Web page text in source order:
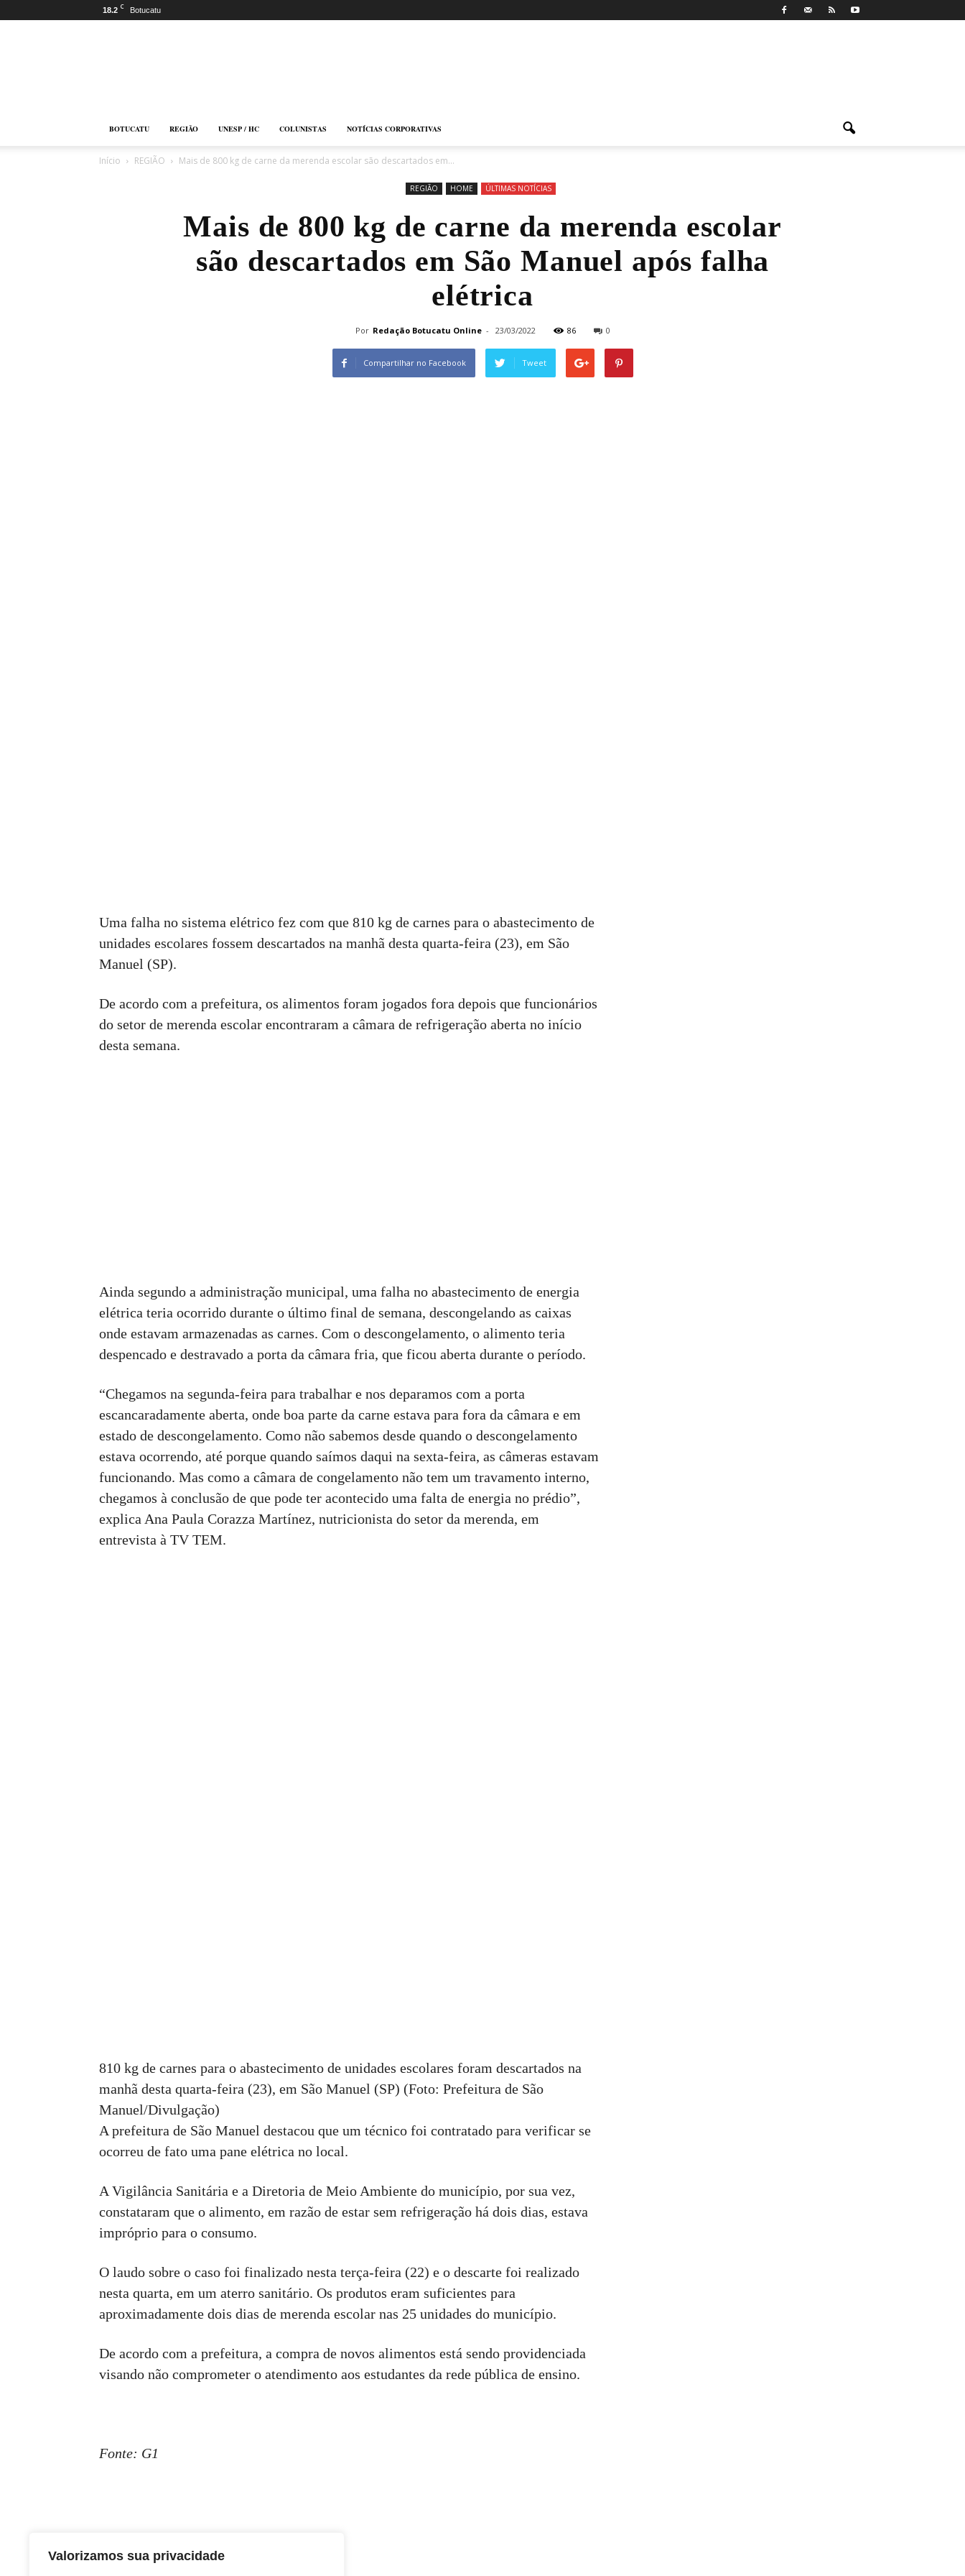
Valorizamos sua privacidade
18.2 C Botucatu
BOTUCATU REGIÃO UNESP / HC COLUNISTAS NOTÍCIAS CORPORATIVAS
Início REGIÃO Mais de 800 kg de carne da merenda escolar são descartados em...
REGIÃO HOME ÚLTIMAS NOTÍCIAS
Mais de 800 kg de carne da merenda escolar
são descartados em São Manuel após falha
elétrica
Por Redação Botucatu Online - 23/03/2022 86 0
Compartilhar no Facebook Tweet
Uma falha no sistema elétrico fez com que 810 kg de carnes para o abastecimento de
unidades escolares fossem descartados na manhã desta quarta-feira (23), em São
Manuel (SP).
De acordo com a prefeitura, os alimentos foram jogados fora depois que funcionários
do setor de merenda escolar encontraram a câmara de refrigeração aberta no início
desta semana.
Ainda segundo a administração municipal, uma falha no abastecimento de energia
elétrica teria ocorrido durante o último final de semana, descongelando as caixas
onde estavam armazenadas as carnes. Com o descongelamento, o alimento teria
despencado e destravado a porta da câmara fria, que ficou aberta durante o período.
“Chegamos na segunda-feira para trabalhar e nos deparamos com a porta
escancaradamente aberta, onde boa parte da carne estava para fora da câmara e em
estado de descongelamento. Como não sabemos desde quando o descongelamento
estava ocorrendo, até porque quando saímos daqui na sexta-feira, as câmeras estavam
funcionando. Mas como a câmara de congelamento não tem um travamento interno,
chegamos à conclusão de que pode ter acontecido uma falta de energia no prédio”,
explica Ana Paula Corazza Martínez, nutricionista do setor da merenda, em
entrevista à TV TEM.
810 kg de carnes para o abastecimento de unidades escolares foram descartados na
manhã desta quarta-feira (23), em São Manuel (SP) (Foto: Prefeitura de São
Manuel/Divulgação)
A prefeitura de São Manuel destacou que um técnico foi contratado para verificar se
ocorreu de fato uma pane elétrica no local.
A Vigilância Sanitária e a Diretoria de Meio Ambiente do município, por sua vez,
constataram que o alimento, em razão de estar sem refrigeração há dois dias, estava
impróprio para o consumo.
O laudo sobre o caso foi finalizado nesta terça-feira (22) e o descarte foi realizado
nesta quarta, em um aterro sanitário. Os produtos eram suficientes para
aproximadamente dois dias de merenda escolar nas 25 unidades do município.
De acordo com a prefeitura, a compra de novos alimentos está sendo providenciada
visando não comprometer o atendimento aos estudantes da rede pública de ensino.
Fonte: G1